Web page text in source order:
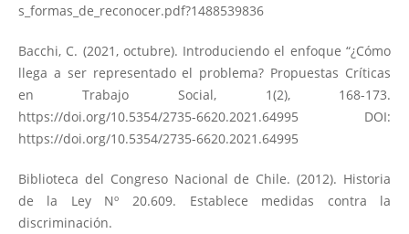
s_formas_de_reconocer.pdf?1488539836
Bacchi, C. (2021, octubre). Introduciendo el enfoque “¿Cómo
llega a ser representado el problema? Propuestas Críticas
en Trabajo Social, 1(2), 168-173.
https://doi.org/10.5354/2735-6620.2021.64995 DOI:
https://doi.org/10.5354/2735-6620.2021.64995
Biblioteca del Congreso Nacional de Chile. (2012). Historia
de la Ley Nº 20.609. Establece medidas contra la
discriminación.